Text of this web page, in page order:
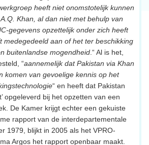
heeft niet onomstotelijk kunnen
Khan, al dan niet met behulp van
gegevens opzettelijk onder zich heeft
medegedeeld aan of het ter beschikking
buitenlandse mogendheid .“ Al is het,
“aannemelijk dat Pakistan via Khan
komen van gevoelige kennis op het
“ en heeft dat Pakistan
opgeleverd bij het opzetten van een
De Kamer krijgt echter een gekuiste
rapport van de interdepartementale
1979, blijkt in 2005 als het VPRO-
Argos het rapport openbaar maakt.